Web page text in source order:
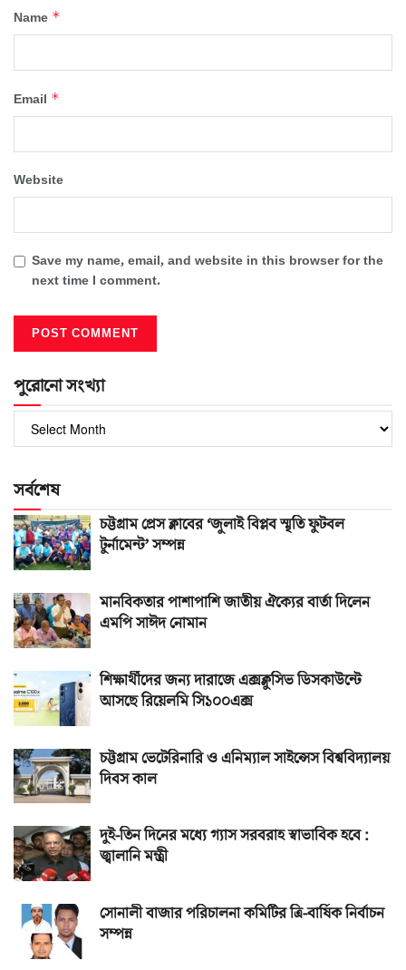
Name *
Email *
Website
Save my name, email, and website in this browser for the
next time I comment.
পুরোনো সংখ্যা
পুরোনো
সংখ্যা
সর্বশেষ
চট্টগ্রাম প্রেস ক্লাবের ‘জুলাই বিপ্লব স্মৃতি ফুটবল
টুর্নামেন্ট’ সম্পন্ন
মানবিকতার পাশাপাশি জাতীয় ঐক্যের বার্তা দিলেন
এমপি সাঈদ নোমান
শিক্ষার্থীদের জন্য দারাজে এক্সক্লুসিভ ডিসকাউন্টে
আসছে রিয়েলমি সি১০০এক্স
চট্টগ্রাম ভেটেরিনারি ও এনিম্যাল সাইন্সেস বিশ্ববিদ্যালয়
দিবস কাল
দুই-তিন দিনের মধ্যে গ্যাস সরবরাহ স্বাভাবিক হবে :
জ্বালানি মন্ত্রী
সোনালী বাজার পরিচালনা কমিটির ত্রি-বার্ষিক নির্বাচন
সম্পন্ন